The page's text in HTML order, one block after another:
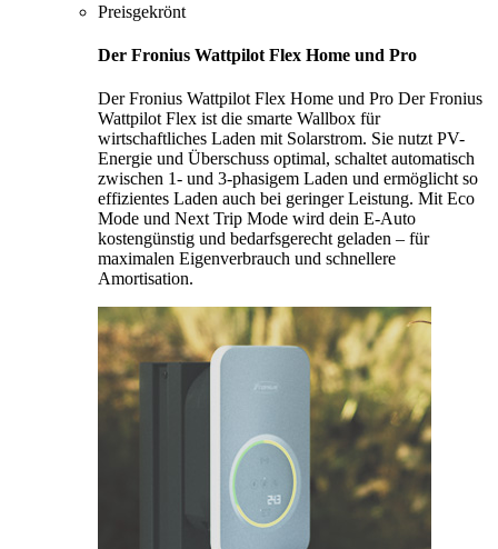
Preisgekrönt
Der Fronius Wattpilot Flex Home und Pro
Der Fronius Wattpilot Flex Home und Pro Der Fronius
Wattpilot Flex ist die smarte Wallbox für
wirtschaftliches Laden mit Solarstrom. Sie nutzt PV-
Energie und Überschuss optimal, schaltet automatisch
zwischen 1- und 3-phasigem Laden und ermöglicht so
effizientes Laden auch bei geringer Leistung. Mit Eco
Mode und Next Trip Mode wird dein E-Auto
kostengünstig und bedarfsgerecht geladen – für
maximalen Eigenverbrauch und schnellere
Amortisation.